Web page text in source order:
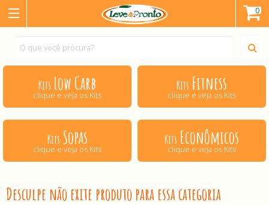
0
Kits Low Carb
clique e veja os Kits
Kits Fitness
clique e veja os Kits
Kits Sopas
clique e veja os Kits
Kits Econômicos
clique e veja os Kits
Desculpe não exite produto para essa categoria